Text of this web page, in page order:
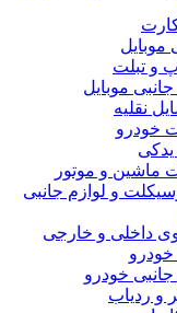
و تبلت
جانبی موبایل
نقلیه
خودرو
یدکی
ماشین و موتور
و لوازم جانبی
داخلی و خارجی
خودرو
جانبی خودرو
و ردیاب